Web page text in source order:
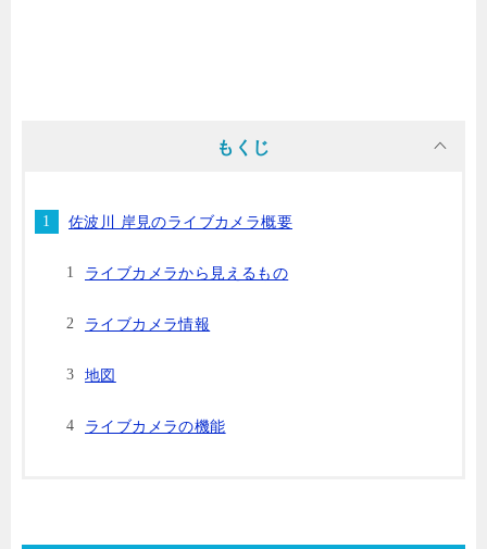
もくじ
佐波川 岸見のライブカメラ概要
ライブカメラから見えるもの
ライブカメラ情報
地図
ライブカメラの機能